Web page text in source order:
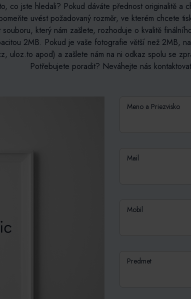
co jste hledali? Pokud dáváte přednost originalitě a
uvést požadovaný rozměr, ve kterém chcete
který nám zašlete, rozhoduje o kvalitě
2MB. Pokud je vaše fotografie větší než 2MB,
uloz.to apod) a zašlete nám na ni odkaz spolu se
Potřebujete poradit? Neváhejte nás
Meno a Priezvisko
Mail
Mobil
Predmet